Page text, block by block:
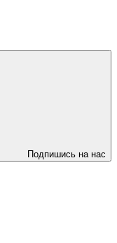
Подпишись на нас